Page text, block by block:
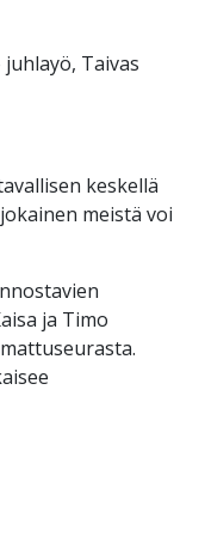
Taivas
keskellä
meistä voi
ja Timo